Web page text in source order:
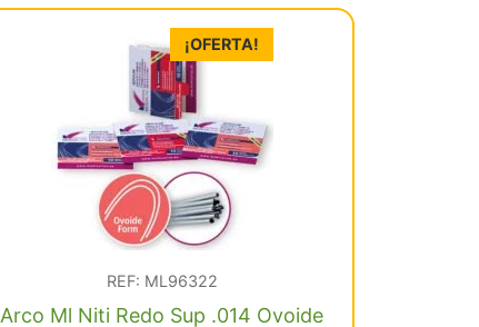
¡OFERTA!
REF: ML96322
Arco Ml Niti Redo Sup .014 Ovoide